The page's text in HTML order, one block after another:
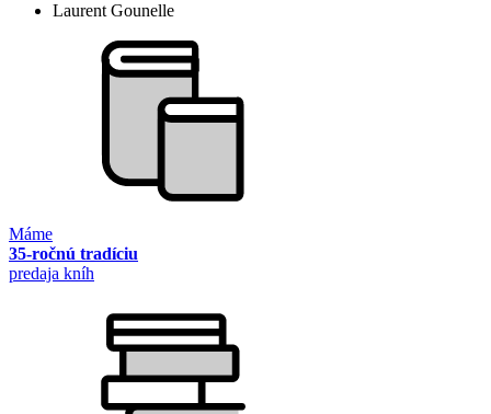
Laurent Gounelle
Máme
35-ročnú tradíciu
predaja kníh